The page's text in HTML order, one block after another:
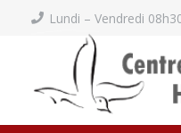
Lundi – Vendredi